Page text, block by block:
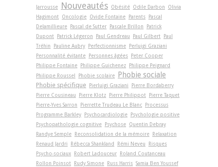
Jarrousse
Nouveautés Obésité Odile Darbon
Olivia
Hagimont Oncologie Ovide Fontaine Parents
Pascal
Delamillieure
Pascal de Sutter Pascale Brillon
Patrick
Dupont
Patrick Légeron Paul Gendreau Paul Gilbert
Paul
Tréhin
Pauline Aubry Perfectionnisme
Perluigi Graziani
Personnalité évitante
Personnes âgées
Peter Cooper
Philippe Fontaine
Philippe Guichenez
Philippe Peignard
Philippe Roussel
Phobie scolaire Phobie sociale
Phobie spécifique Pierluigi Graziani
Pierre Bordaberry
Pierre Cousineau
Pierre Klotz Pierre Philippot
Pierre Taquet
Pierre-Yves Sarron
Pierrette Trudeau Le Blanc
Processus
Programme Barkley
Psychocardiologie
Psychologie positive
Psychopathologie cognitive
Psychose Quentin Debray
Randye Semple
Reconsolidation de la mémoire
Relaxation
Renaud Jardri
Rébecca Shankland Rémi Neveu
Risques
Psycho-sociaux
Robert Ladouceur
Roland Coutanceau
Rollon Poinsot
Rudy Simone Russ Harris Samia Ben Youssef